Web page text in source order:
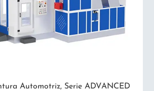
Automotriz, Serie ADVANCED